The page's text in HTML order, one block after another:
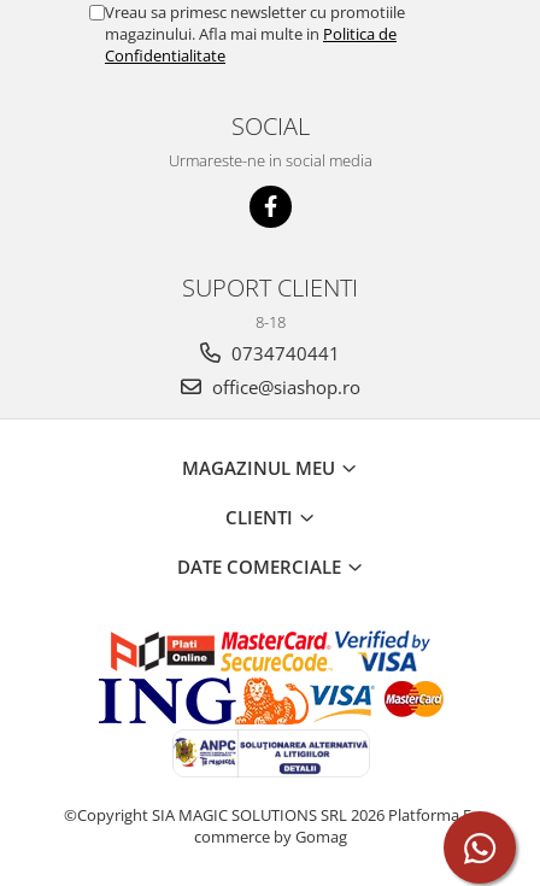
Vreau sa primesc newsletter cu promotiile
magazinului. Afla mai multe in Politica de
Confidentialitate
SOCIAL
Urmareste-ne in social media
SUPORT CLIENTI
8-18
0734740441
office@siashop.ro
MAGAZINUL MEU
CLIENTI
DATE COMERCIALE
©Copyright SIA MAGIC SOLUTIONS SRL 2026 Platforma E-
commerce by Gomag